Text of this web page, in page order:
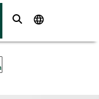
Buscar